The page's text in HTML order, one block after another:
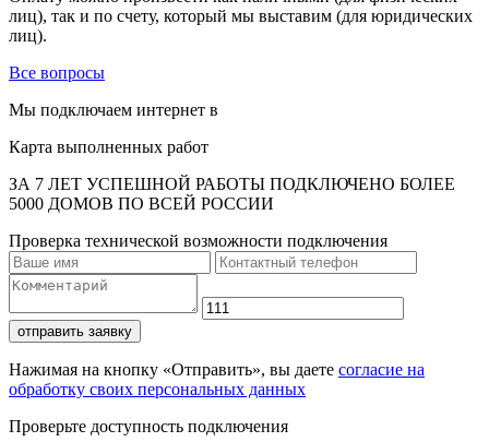
лиц), так и по счету, который мы выставим (для юридических
лиц).
Все вопросы
Мы подключаем интернет в
Карта выполненных работ
ЗА 7 ЛЕТ УСПЕШНОЙ РАБОТЫ ПОДКЛЮЧЕНО БОЛЕЕ
5000 ДОМОВ ПО ВСЕЙ РОССИИ
Проверка технической возможности подключения
отправить заявку
Нажимая на кнопку «Отправить», вы даете согласие на
обработку своих персональных данных
Проверьте доступность подключения